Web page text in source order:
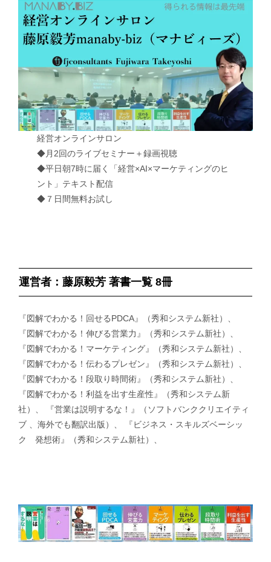
経営オンラインサロン
◆月2回のライブセミナー＋録画視聴
◆平日朝7時に届く「経営×AI×マーケティングのヒ
ント」テキスト配信
◆７日間無料お試し
運営者：藤原毅芳 著書一覧 8冊
『図解でわかる！回せるPDCA』（秀和システム新社）、
『図解でわかる！伸びる営業力』（秀和システム新社）、
『図解でわかる！マーケティング』（秀和システム新社）、
『図解でわかる！伝わるプレゼン』（秀和システム新社）、
『図解でわかる！段取り時間術』（秀和システム新社）、
『図解でわかる！利益を出す生産性』（秀和システム新
社）、 『営業は説明するな！』（ソフトバンククリエイティ
ブ 、海外でも翻訳出版）、 『ビジネス・スキルズベーシッ
ク 発想術』（秀和システム新社）、